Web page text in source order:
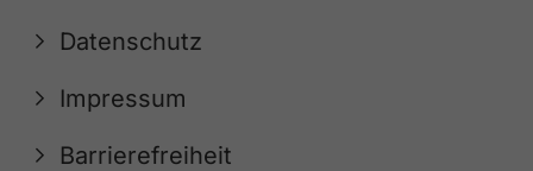
Datenschutz
Impressum
Barrierefreiheit